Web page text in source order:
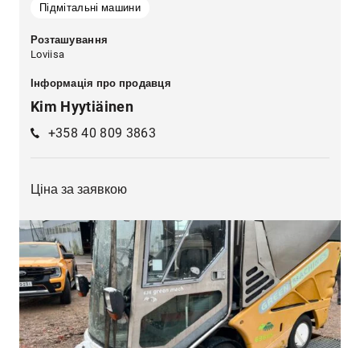
Підмітальні машини
Розташування
Loviisa
Інформація про продавця
Kim Hyytiäinen
+358 40 809 3863
Ціна за заявкою